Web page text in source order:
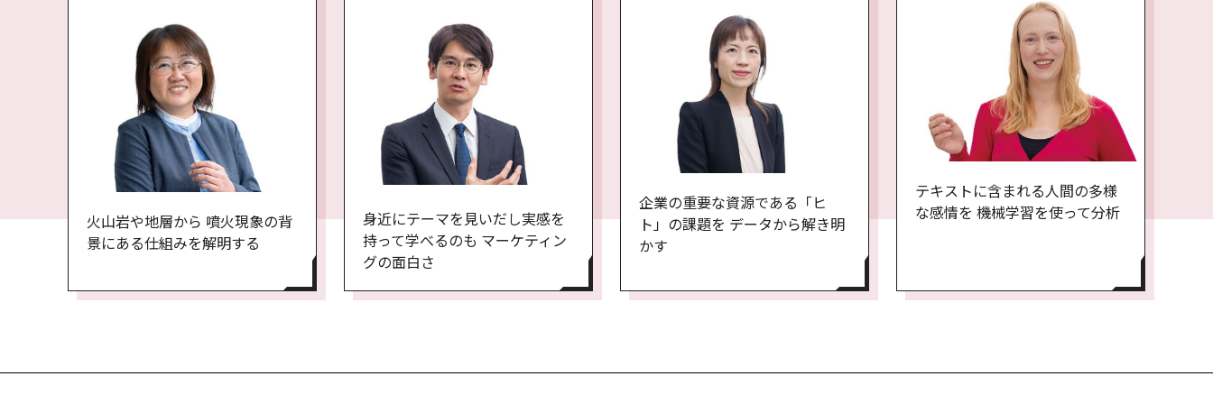
火山岩や地層から 噴火現象の背
景にある仕組みを解明する
身近にテーマを見いだし実感を
持って学べるのも マーケティン
グの面白さ
企業の重要な資源である「ヒ
ト」の課題を データから解き明
かす
テキストに含まれる人間の多様
な感情を 機械学習を使って分析